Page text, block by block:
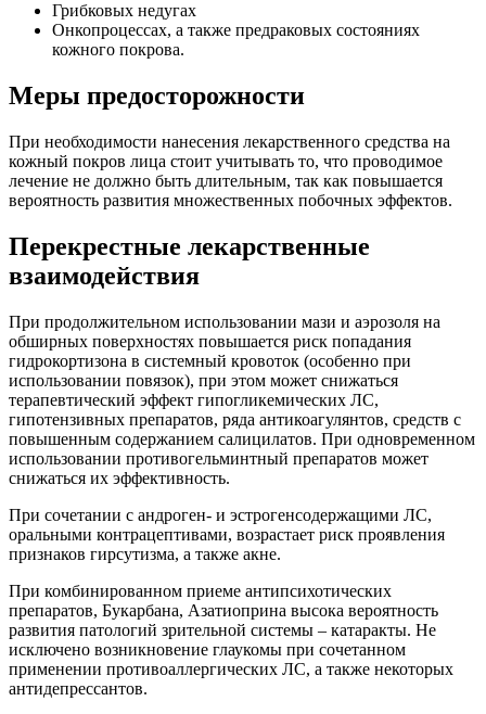
Грибковых недугах
Онкопроцессах, а также предраковых состояниях
кожного покрова.
Меры предосторожности
При необходимости нанесения лекарственного средства на
кожный покров лица стоит учитывать то, что проводимое
лечение не должно быть длительным, так как повышается
вероятность развития множественных побочных эффектов.
Перекрестные лекарственные
взаимодействия
При продолжительном использовании мази и аэрозоля на
обширных поверхностях повышается риск попадания
гидрокортизона в системный кровоток (особенно при
использовании повязок), при этом может снижаться
терапевтический эффект гипогликемических ЛС,
гипотензивных препаратов, ряда антикоагулянтов, средств с
повышенным содержанием салицилатов. При одновременном
использовании противогельминтный препаратов может
снижаться их эффективность.
При сочетании с андроген- и эстрогенсодержащими ЛС,
оральными контрацептивами, возрастает риск проявления
признаков гирсутизма, а также акне.
При комбинированном приеме антипсихотических
препаратов, Букарбана, Азатиоприна высока вероятность
развития патологий зрительной системы – катаракты. Не
исключено возникновение глаукомы при сочетанном
применении противоаллергических ЛС, а также некоторых
антидепрессантов.